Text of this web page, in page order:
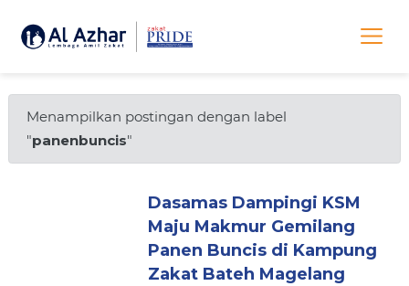
Menampilkan postingan dengan label
"panenbuncis"
Dasamas Dampingi KSM
Maju Makmur Gemilang
Panen Buncis di Kampung
Zakat Bateh Magelang